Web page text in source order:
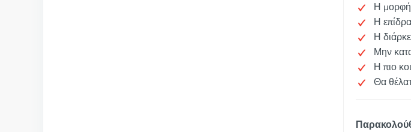
Η μορφή
Η
Η
Μην
Η πιο
Θα